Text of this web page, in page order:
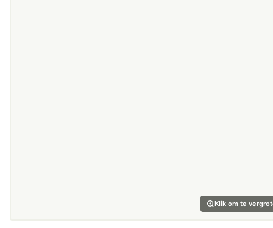
Klik om te